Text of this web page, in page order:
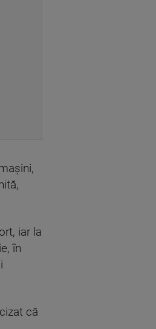
iar la
în
că